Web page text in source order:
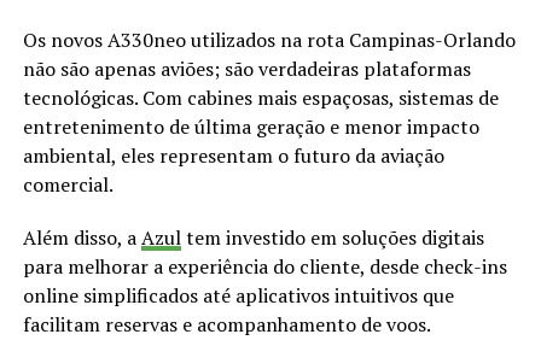
Os novos A330neo utilizados na rota Campinas-Orlando
não são apenas aviões; são verdadeiras plataformas
tecnológicas. Com cabines mais espaçosas, sistemas de
entretenimento de última geração e menor impacto
ambiental, eles representam o futuro da aviação
comercial.
Além disso, aAzultem investido em soluções digitais
para melhorar a experiência do cliente, desde check-ins
online simplificados até aplicativos intuitivos que
facilitam reservas e acompanhamento de voos.